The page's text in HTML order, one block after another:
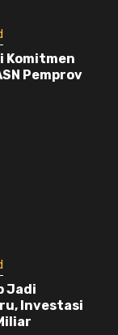
Komitmen
Pemprov
Jadi
Investasi